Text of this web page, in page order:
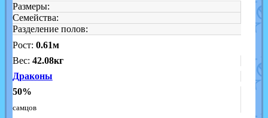
Размеры:
Семейства:
Разделение полов:
Рост: 0.61м
Вес: 42.08кг
Драконы
50%
самцов